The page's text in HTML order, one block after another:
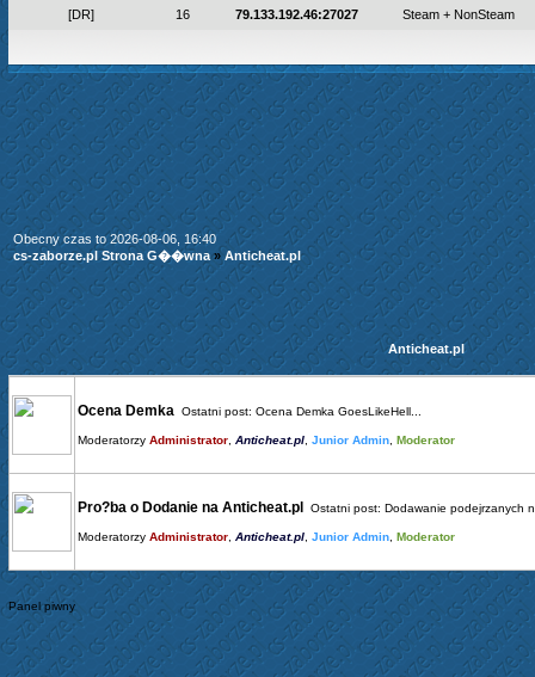
[DR] 16 79.133.192.46:27027 Steam + NonSteam
Obecny czas to 2026-08-06, 16:40
cs-zaborze.pl Strona G��wna»Anticheat.pl
Anticheat.pl
Ocena Demka Ostatni post: Ocena Demka GoesLikeHell...
Moderatorzy Administrator Anticheat.pl Junior Admin Moderator
Pro?ba o Dodanie na Anticheat.pl Ostatni post: Dodawanie podejrzanych
Moderatorzy Administrator Anticheat.pl Junior Admin Moderator
Panel piwny